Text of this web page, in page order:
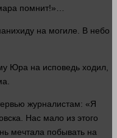
помнит!»…
на могиле. В небо
Юра на исповедь ходил,
журналистам: «Я
Нас мало из этого
мечтала побывать на